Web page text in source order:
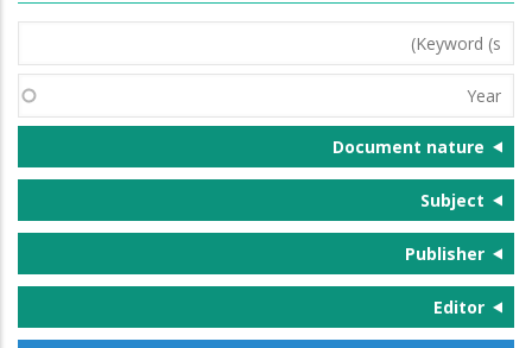
Keyword
(s)
Year
Document nature
Subject
Publisher
Editor